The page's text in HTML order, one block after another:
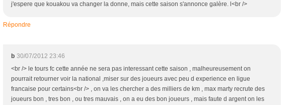
j'espere que kouakou va changer la donne, mais cette saison s'annonce galère. l<br />
Répondre
b 30/07/2012 23:46
<br /> le tours fc cette année ne sera pas interessant cette saison , malheureusement on
pourrait retourner voir la national ,miser sur des joueurs avec peu d experience en ligue
francaise pour certains<br /> , on va les chercher a des milliers de km , max marty recrute des
joueurs bon , tres bon , ou tres mauvais , on a eu des bon joueurs , mais faute d argent on les